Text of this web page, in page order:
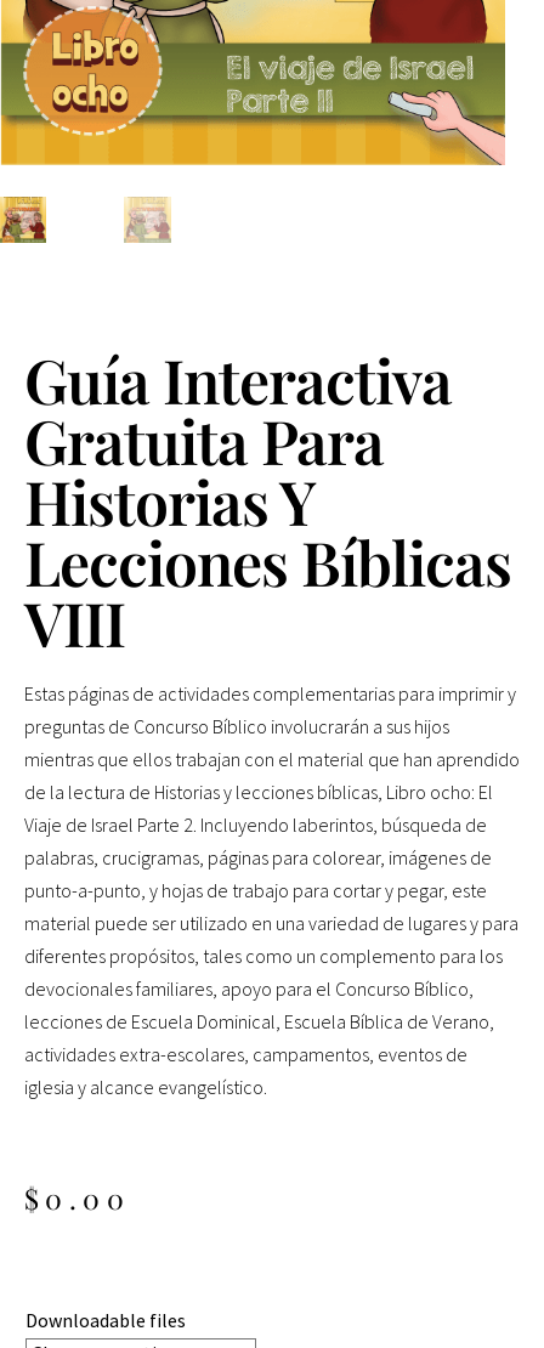
Guía Interactiva
Gratuita Para
Historias Y
Lecciones Bíblicas
VIII
Estas páginas de actividades complementarias para imprimir y
preguntas de Concurso Bíblico involucrarán a sus hijos
mientras que ellos trabajan con el material que han aprendido
de la lectura de Historias y lecciones bíblicas, Libro ocho: El
Viaje de Israel Parte 2. Incluyendo laberintos, búsqueda de
palabras, crucigramas, páginas para colorear, imágenes de
punto-a-punto, y hojas de trabajo para cortar y pegar, este
material puede ser utilizado en una variedad de lugares y para
diferentes propósitos, tales como un complemento para los
devocionales familiares, apoyo para el Concurso Bíblico,
lecciones de Escuela Dominical, Escuela Bíblica de Verano,
actividades extra-escolares, campamentos, eventos de
iglesia y alcance evangelístico.
$ 0.00
Downloadable files